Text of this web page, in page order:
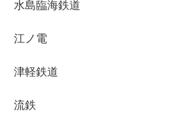
水島臨海鉄道
江ノ電
津軽鉄道
流鉄